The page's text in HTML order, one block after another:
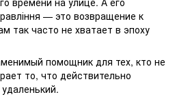
— это возвращение к
так часто не хватает в эпоху
помощник для тех, кто не
то, что действительно